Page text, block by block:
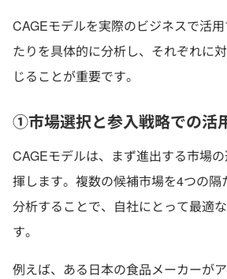
CAGEモデルを実際のビジネスで活
たりを具体的に分析し、それぞれに
じることが重要です。
①市場選択と参入戦略での活
CAGEモデルは、まず進出する市場
揮します。複数の候補市場を4つの
分析することで、自社にとって最適
す。
例えば、ある日本の食品メーカーが